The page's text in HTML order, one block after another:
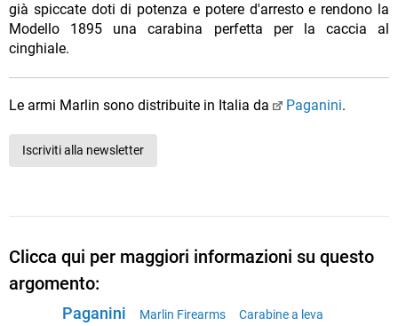
già spiccate doti di potenza e potere d'arresto e rendono la
Modello 1895 una carabina perfetta per la caccia al
cinghiale.
Le armi Marlin sono distribuite in Italia da Paganini.
Iscriviti alla newsletter
Clicca qui per maggiori informazioni su questo
argomento:
Paganini Marlin Firearms
Carabine a leva